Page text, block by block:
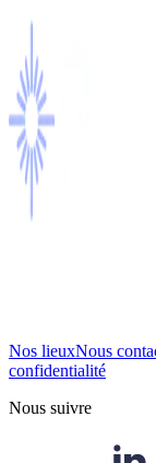
Nos lieuxNous
confidentialité
Nous suivre